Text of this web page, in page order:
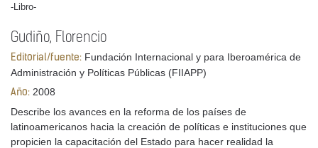
-Libro-
Gudiño, Florencio
Editorial/fuente: Fundación Internacional y para Iberoamérica de
Administración y Políticas Públicas (FIIAPP)
Año: 2008
Describe los avances en la reforma de los países de
latinoamericanos hacia la creación de políticas e instituciones que
propicien la capacitación del Estado para hacer realidad la